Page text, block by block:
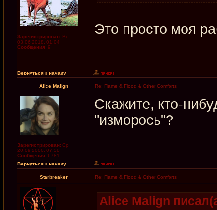
Зарегистрирован: Вс
03.06.2018, 01:04
Сообщения: 9
Это просто моя
Вернуться к началу
Alice Malign Re: Flame & Flood & Other Comforts
Зарегистрирован: Ср
20.09.2006, 07:38
Сообщения: 6781
Скажите, кто-
"изморось"?
Вернуться к началу
Starbreaker Re: Flame & Flood & Other Comforts
Alice Malign